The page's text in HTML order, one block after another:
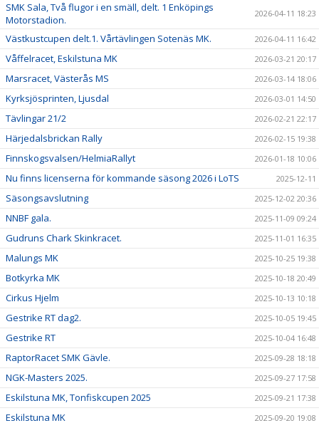
SMK Sala, Två flugor i en smäll, delt. 1 Enköpings
Motorstadion.
2026-04-11 18:23
Västkustcupen delt.1. Vårtävlingen Sotenäs MK. 2026-04-11 16:42
Våffelracet, Eskilstuna MK 2026-03-21 20:17
Marsracet, Västerås MS 2026-03-14 18:06
Kyrksjösprinten, Ljusdal 2026-03-01 14:50
Tävlingar 21/2 2026-02-21 22:17
Härjedalsbrickan Rally 2026-02-15 19:38
Finnskogsvalsen/HelmiaRallyt 2026-01-18 10:06
Nu finns licenserna för kommande säsong 2026 i LoTS 2025-12-11
Säsongsavslutning 2025-12-02 20:36
NNBF gala. 2025-11-09 09:24
Gudruns Chark Skinkracet. 2025-11-01 16:35
Malungs MK 2025-10-25 19:38
Botkyrka MK 2025-10-18 20:49
Cirkus Hjelm 2025-10-13 10:18
Gestrike RT dag2. 2025-10-05 19:45
Gestrike RT 2025-10-04 16:48
RaptorRacet SMK Gävle. 2025-09-28 18:18
NGK-Masters 2025. 2025-09-27 17:58
Eskilstuna MK, Tonfiskcupen 2025 2025-09-21 17:38
Eskilstuna MK 2025-09-20 19:08